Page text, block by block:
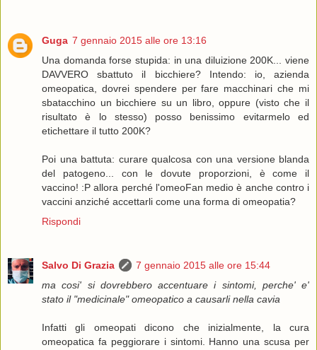
Guga 7 gennaio 2015 alle ore 13:16
Una domanda forse stupida: in una diluizione 200K... viene
DAVVERO sbattuto il bicchiere? Intendo: io, azienda
omeopatica, dovrei spendere per fare macchinari che mi
sbatacchino un bicchiere su un libro, oppure (visto che il
risultato è lo stesso) posso benissimo evitarmelo ed
etichettare il tutto 200K?
Poi una battuta: curare qualcosa con una versione blanda
del patogeno... con le dovute proporzioni, è come il
vaccino! :P allora perché l'omeoFan medio è anche contro i
vaccini anziché accettarli come una forma di omeopatia?
Rispondi
Salvo Di Grazia
7 gennaio 2015 alle ore 15:44
ma cosi' si dovrebbero accentuare i sintomi, perche' e'
stato il "medicinale" omeopatico a causarli nella cavia
Infatti gli omeopati dicono che inizialmente, la cura
omeopatica fa peggiorare i sintomi. Hanno una scusa per